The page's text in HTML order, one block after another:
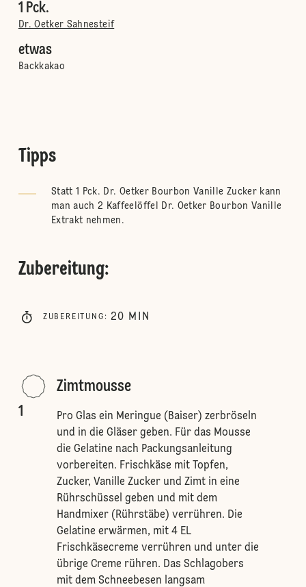
1 Pck.
Dr. Oetker Sahnesteif
etwas
Backkakao
Tipps
Statt 1 Pck. Dr. Oetker Bourbon Vanille Zucker kann
man auch 2 Kaffeelöffel Dr. Oetker Bourbon Vanille
Extrakt nehmen.
Zubereitung:
ZUBEREITUNG : 20 MIN
1
Zimtmousse
Pro Glas ein Meringue (Baiser) zerbröseln
und in die Gläser geben. Für das Mousse
die Gelatine nach Packungsanleitung
vorbereiten. Frischkäse mit Topfen,
Zucker, Vanille Zucker und Zimt in eine
Rührschüssel geben und mit dem
Handmixer (Rührstäbe) verrühren. Die
Gelatine erwärmen, mit 4 EL
Frischkäsecreme verrühren und unter die
übrige Creme rühren. Das Schlagobers
mit dem Schneebesen langsam